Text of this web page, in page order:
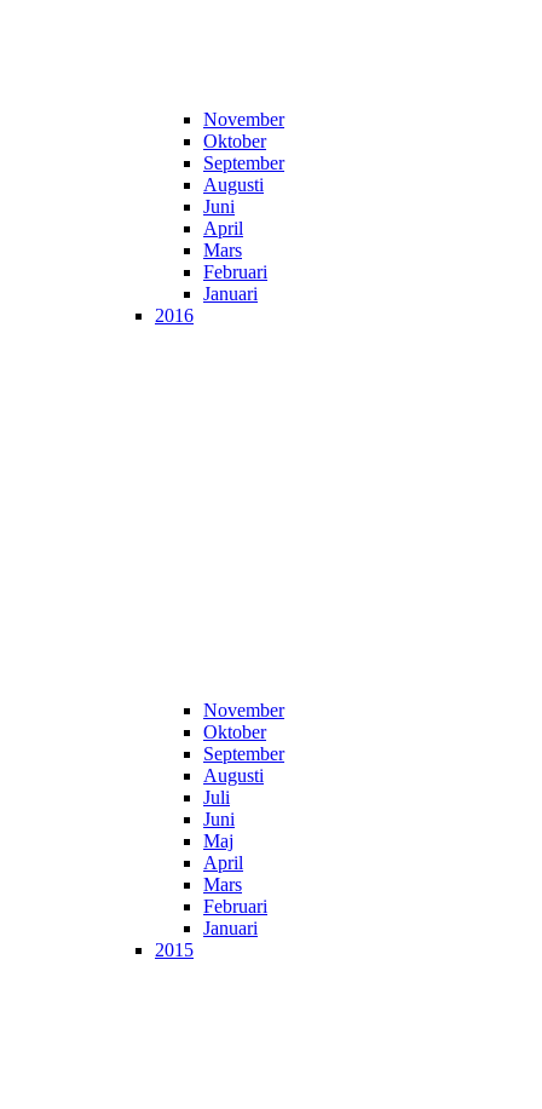
November
Oktober
September
Augusti
Juni
April
Mars
Februari
Januari
2016
November
Oktober
September
Augusti
Juli
Juni
Maj
April
Mars
Februari
Januari
2015